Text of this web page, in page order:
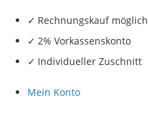
Rechnungskauf möglich
2% Vorkassenskonto
Individueller Zuschnitt
Mein Konto